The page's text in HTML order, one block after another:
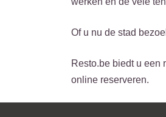
Of u nu de stad
Resto.be biedt u een
online reserveren.